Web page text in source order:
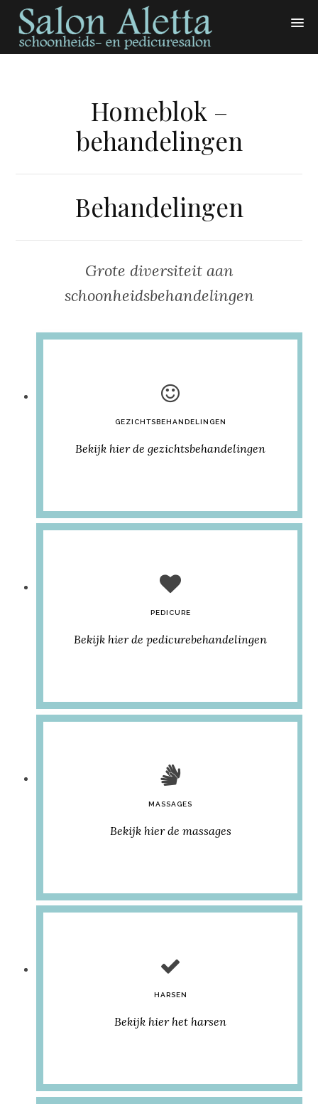
Homeblok –
behandelingen
Behandelingen
Grote diversiteit aan
schoonheidsbehandelingen
GEZICHTSBEHANDELINGEN
Bekijk hier de gezichtsbehandelingen
PEDICURE
Bekijk hier de pedicurebehandelingen
MASSAGES
Bekijk hier de massages
HARSEN
Bekijk hier het harsen